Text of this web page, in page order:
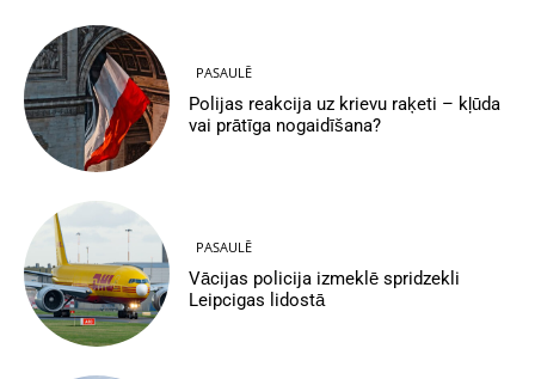
PASAULĒ
Polijas reakcija uz krievu raķeti – kļūda
vai prātīga nogaidīšana?
PASAULĒ
Vācijas policija izmeklē spridzekli
Leipcigas lidostā